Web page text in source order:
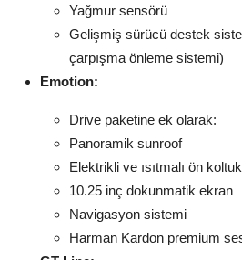
Yağmur sensörü
Gelişmiş sürücü destek
çarpışma önleme sistemi)
Emotion:
Drive paketine ek olarak:
Panoramik sunroof
Elektrikli ve ısıtmalı ön
10.25 inç dokunmatik ekran
Navigasyon sistemi
Harman Kardon premium